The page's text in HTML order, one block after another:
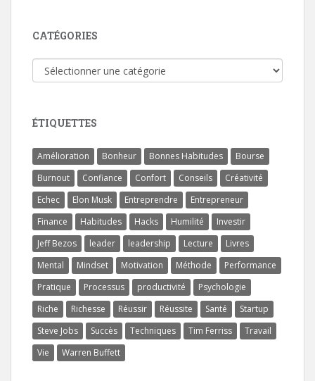
CATÉGORIES
Catégories
ÉTIQUETTES
Amélioration Bonheur Bonnes Habitudes
Bourse
Burnout
Confiance Confort Conseils
Créativité
Echec
Elon Musk Entreprendre
Entrepreneur
Finance
Habitudes Hacks Humilité
Investir
Jeff Bezos
leader leadership Lecture
Livres
Mental
Mindset Motivation Méthode
Performance
Pratique
Processus productivité
Psychologie
Riche
Richesse Réussir Réussite Santé
Startup
Steve Jobs
Succès Techniques Tim Ferriss
Travail
Vie
Warren Buffett